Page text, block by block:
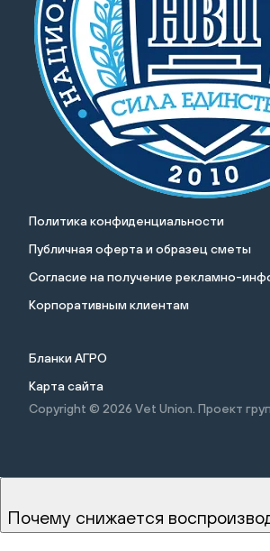
Политика конфиденциальности
Публичная оферта и образец сметы
Cогласие на получение рекламно-
Корпоративным клиентам
Бланки АГРО
Карта сайта
Copyright © 2026 Vet Union. Проект
Почему снижается